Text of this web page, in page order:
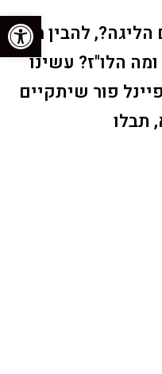
להבין מי
הלו"ז? עשינו
פור שיתקיים
פתח סרגל נגישות